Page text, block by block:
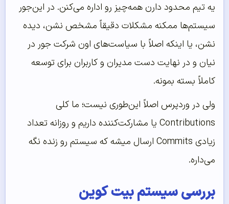
یه تیم محدود دارن همه‌چیز رو اداره می‌کنن. در این‌جور
سیستم‌ها ممکنه مشکلات دقیقاً مشخص نشن، دیده
نشن، یا اینکه اصلاً با سیاست‌های اون شرکت جور در
نیان و در نهایت دست مدیران و کاربران برای توسعه
کاملاً بسته بمونه.
ولی در وردپرس اصلاً این‌طوری نیست؛ ما کلی
Contributions یا مشارکت‌کننده داریم و روزانه تعداد
زیادی Commits ارسال میشه که سیستم رو زنده نگه
می‌داره.
بررسی سیستم بیت کوین